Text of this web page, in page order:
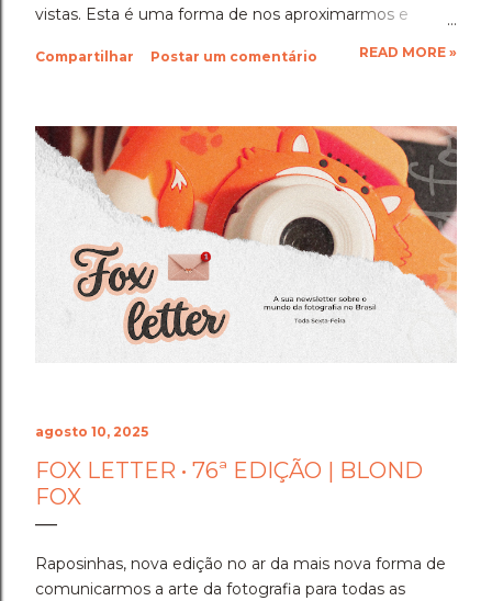
vistas. Esta é uma forma de nos aproximarmos e
basta enviar suas fotinhos para o nosso e-mail
onde você é, e se preferir, contar um pouquinho sobre
suas fotinhos. Fique a vontade! Ficarei muito feliz de
recebê-las. Eu espero as suas obras de arte, ein?!
Beijos da raposa e até a próxima!!
Compartilhar Postar um comentário READ MORE »
agosto 10, 2025
FOX LETTER • 76ª EDIÇÃO | BLOND
FOX
Raposinhas, nova edição no ar da mais nova forma de
comunicarmos a arte da fotografia para todas as